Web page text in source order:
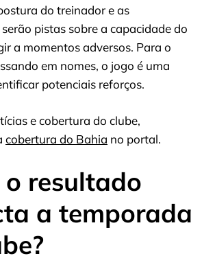
do treinador e as
pistas sobre a capacidade do
a momentos adversos. Para o
em nomes, o jogo é uma
potenciais reforços.
e cobertura do clube,
cobertura do Bahia no portal.
o resultado
a temporada